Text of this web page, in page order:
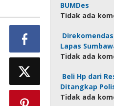
BUMDes
Tidak ada
Lapas
Tidak ada
Beli Hp dari
Ditangkap
Tidak ada